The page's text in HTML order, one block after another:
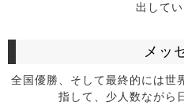
出してい
メッ
全国優勝、そして最終的には世
指して、少人数ながら